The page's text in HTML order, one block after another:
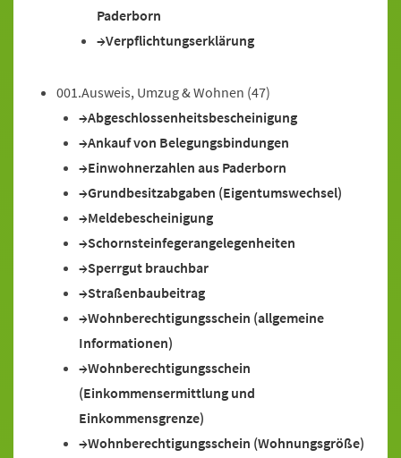
Paderborn
Verpflichtungserklärung
001.Ausweis, Umzug & Wohnen (47)
Abgeschlossenheitsbescheinigung
Ankauf von Belegungsbindungen
Einwohnerzahlen aus Paderborn
Grundbesitzabgaben (Eigentumswechsel)
Meldebescheinigung
Schornsteinfegerangelegenheiten
Sperrgut brauchbar
Straßenbaubeitrag
Wohnberechtigungsschein (allgemeine
Informationen)
Wohnberechtigungsschein
(Einkommensermittlung und
Einkommensgrenze)
Wohnberechtigungsschein (Wohnungsgröße)